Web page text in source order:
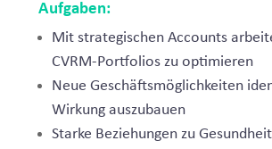
Aufgaben:
Mit strategischen Accounts
CVRM-Portfolios zu optimieren
Neue Geschäftsmöglichkeiten
Wirkung auszubauen
Starke Beziehungen zu